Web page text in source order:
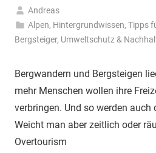
20.
November
Andreas
Alpen, Hintergrundwissen,Tipps
Bergsteiger, Umweltschutz &
Bergwandern und Bergsteigen
mehr Menschen wollen ihre
verbringen. Und so werden auch
Weicht man aber zeitlich oder
Overtourism